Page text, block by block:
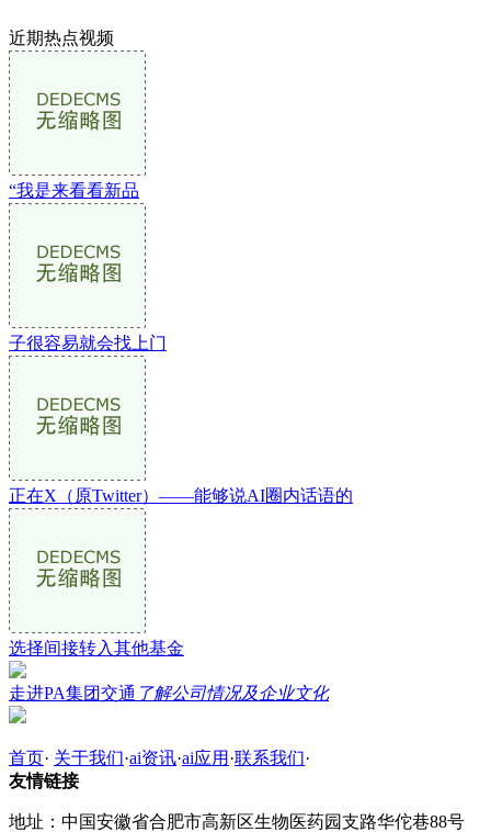
近期热点视频
“我是来看看新品
子很容易就会找上门
正在X（原Twitter）——能够说AI圈内话语的
选择间接转入其他基金
走进PA集团交通 了解公司情况及企业文化
首页· 关于我们·ai资讯·ai应用 ·联系我们·
友情链接
地址：中国安徽省合肥市高新区生物医药园支路华佗巷88号